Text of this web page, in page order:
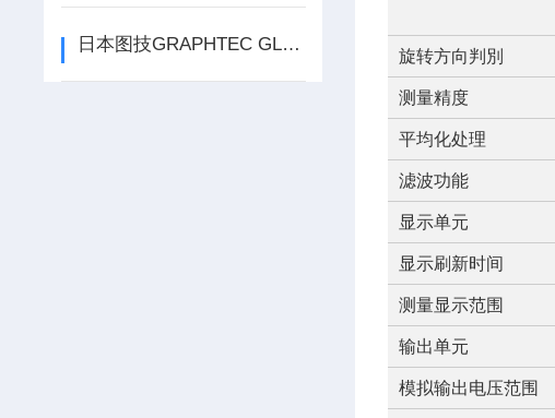
日本图技GRAPHTEC GL7000，高速多通道并行采集，一次搞定多元数据！
旋转方向判別
测量精度
平均化处理
滤波功能
显示单元
显示刷新时间
测量显示范围
输出单元
模拟输出电压范围